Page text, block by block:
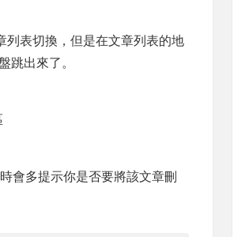
列表切換，但是在文章列表的地
出來了。
會多提示你是否要將該文章刪